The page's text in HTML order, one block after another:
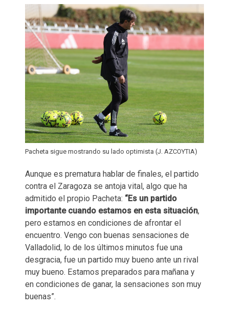
Pacheta sigue mostrando su lado optimista (J. AZCOYTIA)
Aunque es prematura hablar de finales, el partido
contra el Zaragoza se antoja vital, algo que ha
admitido el propio Pacheta: “Es un partido
importante cuando estamos en esta situación,
pero estamos en condiciones de afrontar el
encuentro. Vengo con buenas sensaciones de
Valladolid, lo de los últimos minutos fue una
desgracia, fue un partido muy bueno ante un rival
muy bueno. Estamos preparados para mañana y
en condiciones de ganar, la sensaciones son muy
buenas”.